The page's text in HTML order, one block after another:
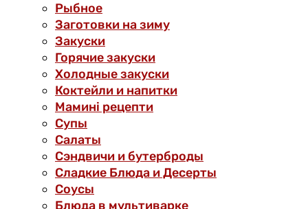
Рыбное
Заготовки на зиму
Закуски
Горячие закуски
Холодные закуски
Коктейли и напитки
Мамині рецепти
Супы
Салаты
Сэндвичи и бутерброды
Сладкие Блюда и Десерты
Соусы
Блюда в мультиварке